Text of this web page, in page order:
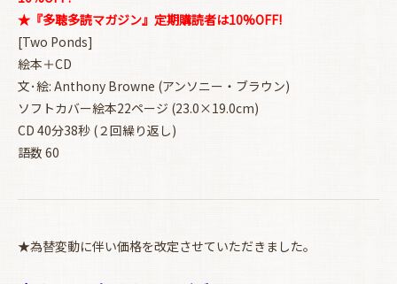
★『多聴多読マガジン』定期購読者は10%OFF!
[Two Ponds]
絵本＋CD
文･絵: Anthony Browne (アンソニー・ブラウン)
ソフトカバー絵本22ページ (23.0×19.0cm)
CD 40分38秒 (２回繰り返し)
語数 60
★為替変動に伴い価格を改定させていただきました。